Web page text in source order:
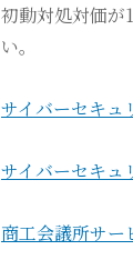
初動対処対価が
い。
サイバーセキュ
サイバーセキュ
商工会議所サー